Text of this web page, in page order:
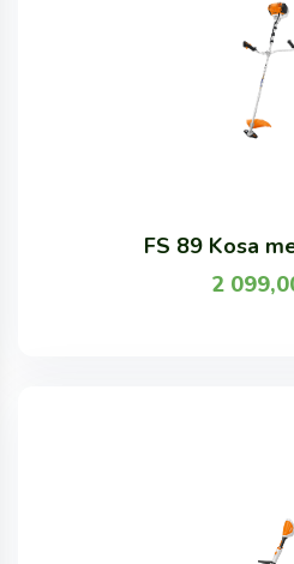
FS 89 Kosa
2